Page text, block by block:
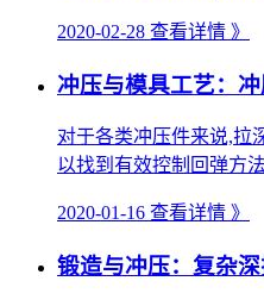
2020-02-28 查看详情 》
冲压与模具工艺：
对于各类冲压件来说,拉
以找到有效控制回弹方
2020-01-16 查看详情 》
锻造与冲压：复杂